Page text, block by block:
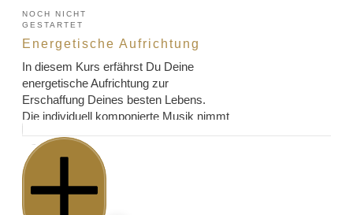
NOCH NICHT
GESTARTET
Energetische Aufrichtung
In diesem Kurs erfährst Du Deine
energetische Aufrichtung zur
Erschaffung Deines besten Lebens.
Die individuell komponierte Musik nimmt
Dich durch speziell auf die 7
Hauptchakren abestimmte
Frequenzbereiche mit binauralen Beats
Reise. Körper, Seele und Geist erfahren